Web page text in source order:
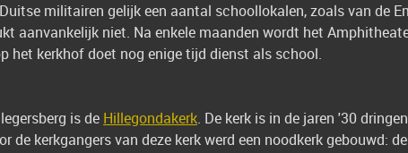
militairen gelijk een aantal schoollokalen, zoals van de
aanvankelijk niet. Na enkele maanden wordt het
het kerkhof doet nog enige tijd dienst als school.
is de Hillegondakerk. De kerk is in de jaren '30
de kerkgangers van deze kerk werd een noodkerk gebouwd: de